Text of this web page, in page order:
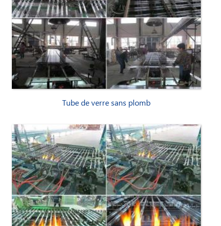
Tube de verre sans plomb